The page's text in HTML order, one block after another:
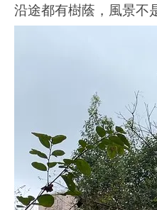
沿途都有樹蔭，風景不